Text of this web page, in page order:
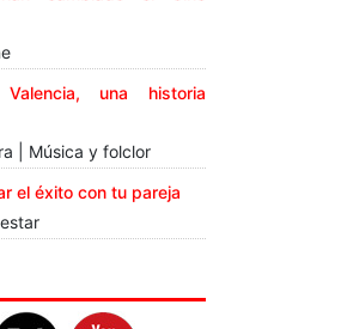
una historia
| Música y folclor
el éxito con tu pareja